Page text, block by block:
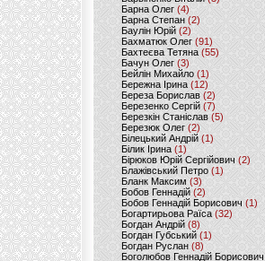
Барна Олег (4)
Барна Степан (2)
Баулін Юрій (2)
Бахматюк Олег (91)
Бахтеєва Тетяна(55)
Бачун Олег (3)
Бейлін Михайло (1)
Бережна Ірина(12)
Береза Борислав(2)
Березенко Сергій (7)
Березкін Станіслав (5)
Березюк Олег(2)
Білецький Андрій (1)
Білик Ірина (1)
Бірюков Юрій Сергійович (2)
Блажівський Петро (1)
Бланк Максим(3)
Бобов Геннадій (2)
Бобов Геннадій Борисович (1)
Богартирьова Раїса (32)
Богдан Андрій(8)
Богдан Губський (1)
Богдан Руслан(8)
Боголюбов Геннадій Борисович